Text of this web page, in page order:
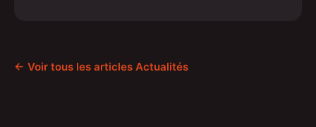
← Voir tous les articles Actualités